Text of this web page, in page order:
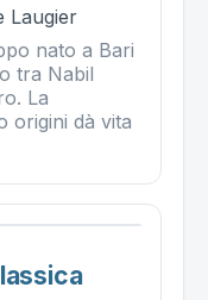
Laugier
nato a Bari
tra Nabil
La
origini dà vita